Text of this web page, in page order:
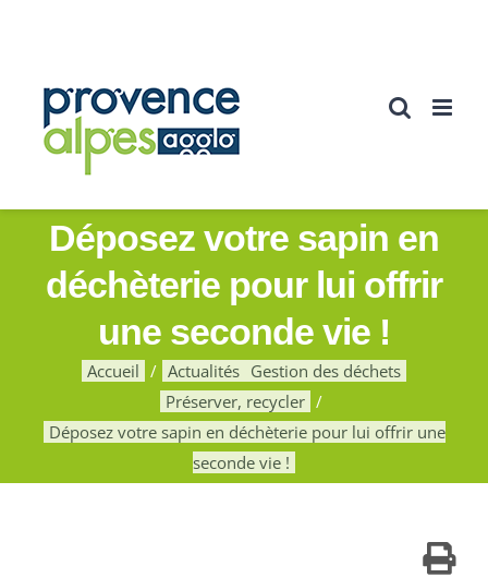
Déposez votre sapin en
déchèterie pour lui offrir
une seconde vie !
Accueil Actualités Gestion des déchets
Préserver, recycler
Déposez votre sapin en déchèterie pour lui offrir une
seconde vie !